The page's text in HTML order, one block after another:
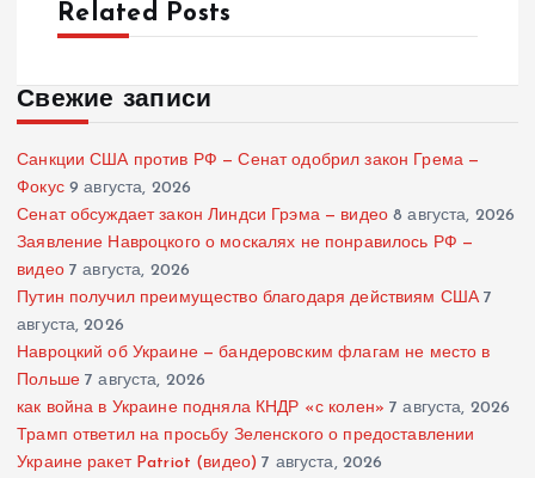
Related Posts
Свежие записи
Санкции США против РФ — Сенат одобрил закон Грема —
Фокус 9 августа, 2026
Сенат обсуждает закон Линдси Грэма — видео 8 августа, 2026
Заявление Навроцкого о москалях не понравилось РФ —
видео 7 августа, 2026
Путин получил преимущество благодаря действиям США 7
августа, 2026
Навроцкий об Украине — бандеровским флагам не место в
Польше 7 августа, 2026
как война в Украине подняла КНДР «с колен» 7 августа, 2026
Трамп ответил на просьбу Зеленского о предоставлении
Украине ракет Patriot (видео) 7 августа, 2026